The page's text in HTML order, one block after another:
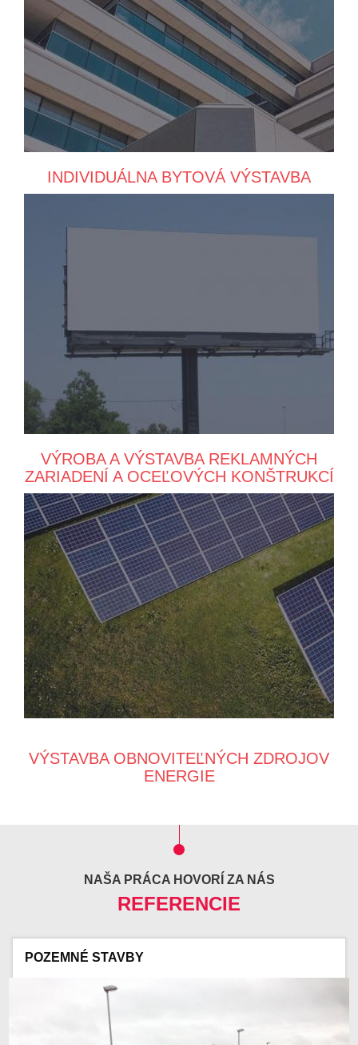
INDIVIDUÁLNA BYTOVÁ VÝSTAVBA
VÝROBA A VÝSTAVBA REKLAMNÝCH
ZARIADENÍ A OCEĽOVÝCH KONŠTRUKCÍ
VÝSTAVBA OBNOVITEĽNÝCH ZDROJOV
ENERGIE
NAŠA PRÁCA HOVORÍ ZA NÁS
REFERENCIE
POZEMNÉ STAVBY